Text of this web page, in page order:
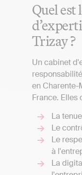
Quel est
Trizay ?
Un cabinet
en Charente-
France. Elles
La
Le
Le
à
La